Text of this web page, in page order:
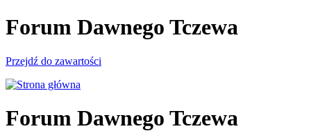
Forum Dawnego Tczewa
Przejdź do zawartości
Forum Dawnego Tczewa